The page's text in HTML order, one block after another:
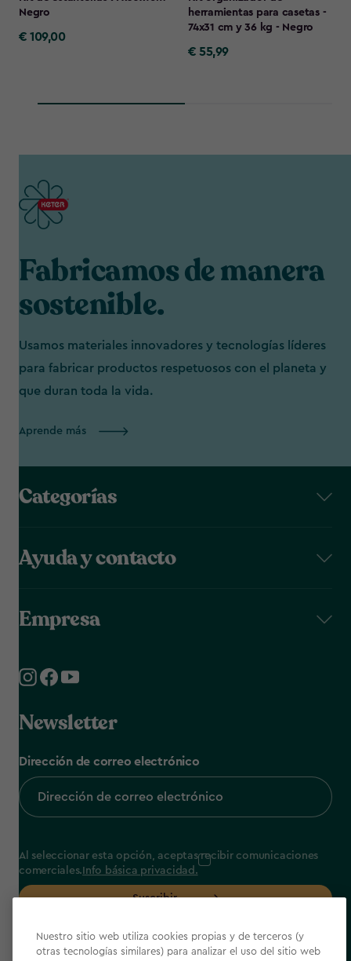
Negro
€
€ 109,00
herramientas para casetas -
74x31 cm y 36 kg - Negro
€
€ 55,99
Fabricamos de manera
sostenible.
Usamos materiales innovadores y tecnologías líderes
para fabricar productos respetuosos con el planeta y
que duran toda la vida.
Aprende más
Categorías
Ayuda y contacto
Empresa
Newsletter
Dirección de correo electrónico
Al seleccionar esta opción, aceptas recibir comunicaciones
comerciales. Info básica privacidad.
Suscribir
Nuestro sitio web utiliza cookies propias y de terceros (y
otras tecnologías similares) para analizar el uso del sitio web